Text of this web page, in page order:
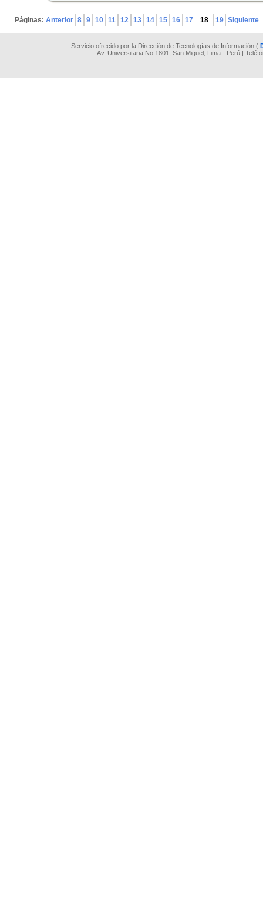
Páginas: Anterior 8 9 10 11 12 13 14 15 16 17 18 19 Siguiente
Servicio ofrecido por la Dirección de Tecnologías de Información (
Av. Universitaria No 1801, San Miguel, Lima - Perú |